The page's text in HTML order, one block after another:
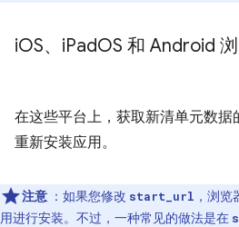
iOS、iPadOS 和 Android
在这些平台上，获取新清单元数据
重新安装应用。
注意 ：如果您修改 start_url ，浏
用进行安装。不过，一种常见的做法是在